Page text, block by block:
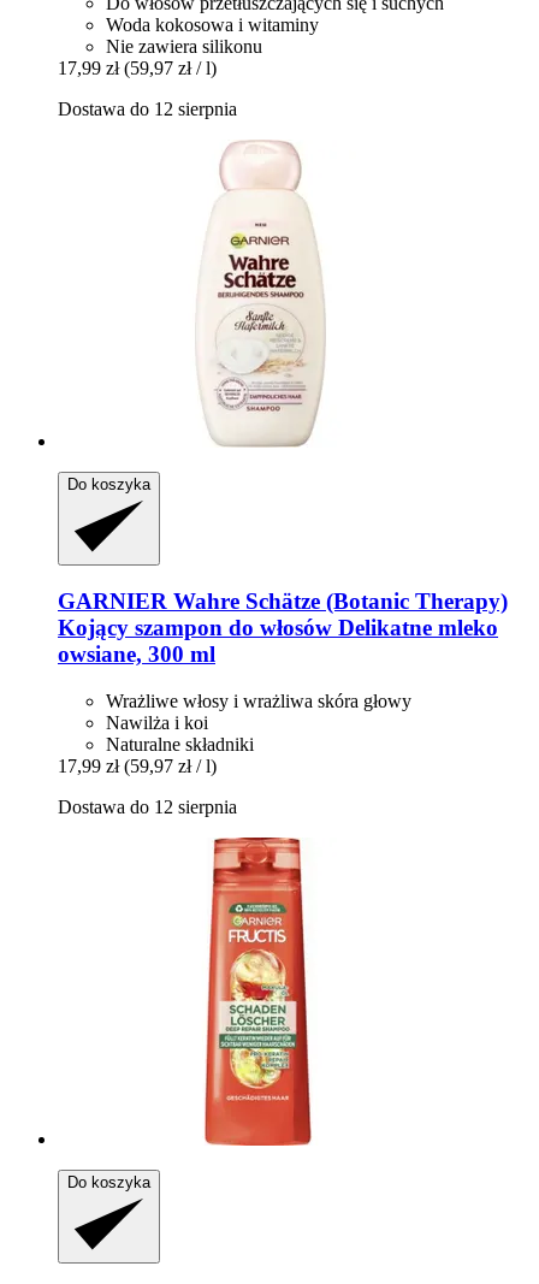
Woda kokosowa i witaminy
Nie zawiera silikonu
17,99 zł (59,97 zł / l)
Dostawa do 12 sierpnia
Do koszyka
GARNIER Wahre Schätze (Botanic Therapy)
Kojący szampon do włosów Delikatne mleko
owsiane, 300 ml
Wrażliwe włosy i wrażliwa skóra głowy
Nawilża i koi
Naturalne składniki
17,99 zł (59,97 zł / l)
Dostawa do 12 sierpnia
Do koszyka